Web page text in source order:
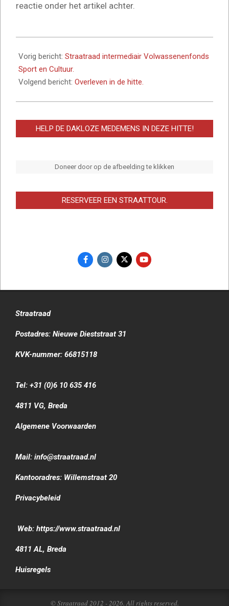
reactie onder het artikel achter.
06-
15
Vorig bericht: Straatraad intermediair Volwassenenfonds
Sport en Cultuur.
Volgend bericht: Overleven in de hitte.
HELP DE DAKLOZE MEDEMENS IN DEZE HITTE!
Doneer door op de afbeelding te klikken
RESERVEER EEN STRAATTOUR.
Straatraad
Postadres: Nieuwe Dieststraat 31
KVK-nummer: 66815118
Tel: +31 (0)6 10 635 416
4811 VG, Breda
Algemene Voorwaarden
Mail: info@straatraad.nl
Kantooradres: Willemstraat 20
Privacybeleid
Web: https://www.straatraad.nl
4811 AL, Breda
Huisregels
© Straatraad 2012 - 2026. All rights reserved.